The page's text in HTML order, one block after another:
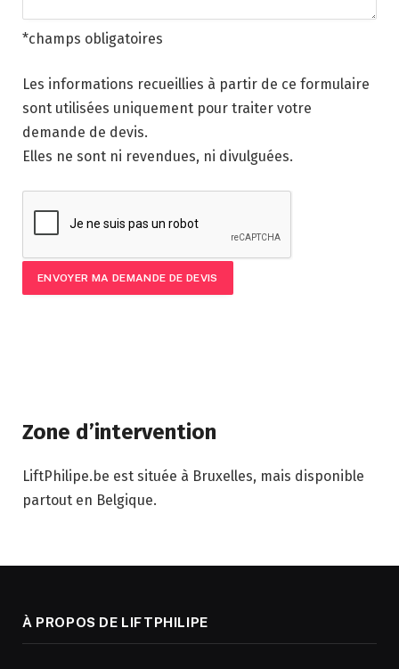
*champs obligatoires
Les informations recueillies à partir de ce formulaire
sont utilisées uniquement pour traiter votre
demande de devis.
Elles ne sont ni revendues, ni divulguées.
Zone d’intervention
LiftPhilipe.be est située à Bruxelles, mais disponible
partout en Belgique.
À PROPOS DE LIFTPHILIPE